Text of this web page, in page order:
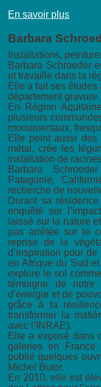
En savoir plus
Barbara
Installations,
Barbara Schroeder
et travaille dans la
Elle a fait ses études
département gravure.
En Région
plusieurs
monumentaux,
Elle peint aussi
métal, crée les
installation de
Barbara
Patagonie,
recherche de
Durant sa
enquêté sur
laissé sur la nature
pas arrêtée sur le
reprise de la
d’inspiration pour
en Afrique du Sud
explore le sol
témoigne de
d’énergie et de
grâce à la
transformer la
avec l’INRAE).
Elle a exposé dans
galeries en
publié quelques
Michel Butor.
En 2010, elle est